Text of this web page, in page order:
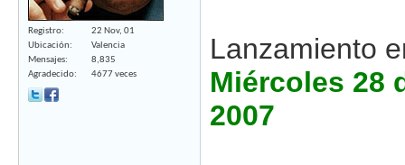
Registro
22 Nov, 01
Ubicación
Valencia
Mensajes
8,835
Agradecido
4677 veces
Lanzamiento
Miércoles 28
2007